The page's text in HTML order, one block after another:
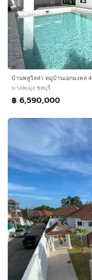
บ้านพลูวิลล่า หมู่บ้านเอกมงคล
บางละมุง ชลบุรี
฿ 6,590,000